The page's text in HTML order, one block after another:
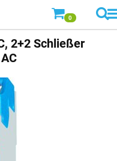
0
2+2 Schließer